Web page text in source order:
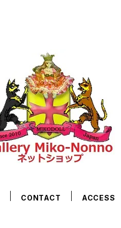
CONTACT ACCESS